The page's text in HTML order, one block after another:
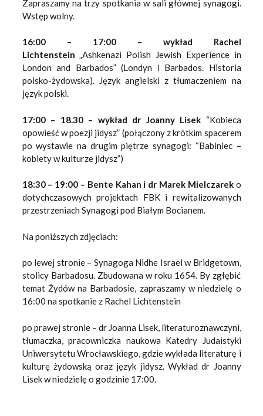
Zapraszamy na trzy spotkania w sali głównej synagogi.
Wstęp wolny.
16:00 – 17:00 – wykład Rachel
Lichtenstein „Ashkenazi Polish Jewish Experience in
London and Barbados” (Londyn i Barbados. Historia
polsko-żydowska). Język angielski z tłumaczeniem na
język polski.
17:00 – 18.30 – wykład dr Joanny Lisek “Kobieca
opowieść w poezji jidysz” (połączony z krótkim spacerem
po wystawie na drugim piętrze synagogi: “Babiniec –
kobiety w kulturze jidysz”)
18:30 – 19:00 – Bente Kahan i dr Marek Mielczareko
dotychczasowych projektach FBK i rewitalizowanych
przestrzeniach Synagogi pod Białym Bocianem.
Na poniższych zdjęciach:
po lewej stronie – Synagoga Nidhe Israel w Bridgetown,
stolicy Barbadosu. Zbudowana w roku 1654. By zgłębić
temat Żydów na Barbadosie, zapraszamy w niedzielę o
16:00 na spotkanie z Rachel Lichtenstein
po prawej stronie – dr Joanna Lisek, literaturoznawczyni,
tłumaczka, pracowniczka naukowa Katedry Judaistyki
Uniwersytetu Wrocławskiego, gdzie wykłada literaturę i
kulturę żydowską oraz język jidysz. Wykład dr Joanny
Lisek w niedzielę o godzinie 17:00.